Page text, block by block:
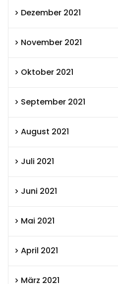
Dezember 2021
November 2021
Oktober 2021
September 2021
August 2021
Juli 2021
Juni 2021
Mai 2021
April 2021
März 2021